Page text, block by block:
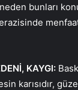
bunları
KAYGI:
karısıdır,